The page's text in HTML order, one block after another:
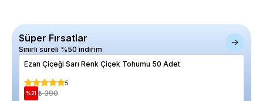
Süper Fırsatlar
Sınırlı süreli %50 indirim
Ezan Çiçeği Sarı Renk Çiçek Tohumu 50 Adet
5
%21 ₺ 390